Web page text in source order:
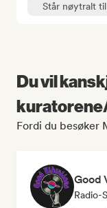
Står nøytralt
Du vil
Fordi du besøker
Good
Radio-